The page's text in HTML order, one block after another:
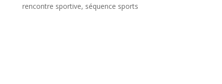
rencontre sportive, séquence sports